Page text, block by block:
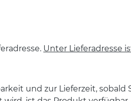
Unter Lieferadresse
und zur Lieferzeit,